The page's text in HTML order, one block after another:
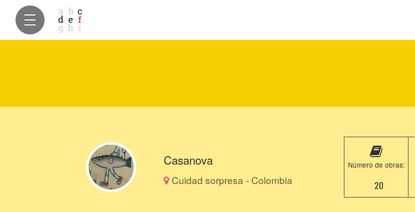
Casanova
Cuidad sorpresa - Colombia
Número de obras:
20